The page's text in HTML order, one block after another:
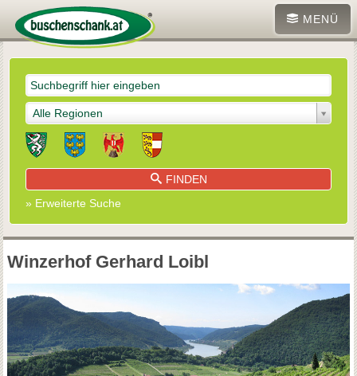
MENÜ
Alle Regionen
FINDEN
» Erweiterte Suche
Winzerhof Gerhard Loibl